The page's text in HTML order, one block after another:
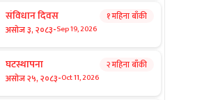
संविधान दिवस
असोज ३, २०८३-Sep 19, 2026
१ महिना बाँकी
घटस्थापना
असोज २५, २०८३-Oct 11, 2026
२ महिना बाँकी